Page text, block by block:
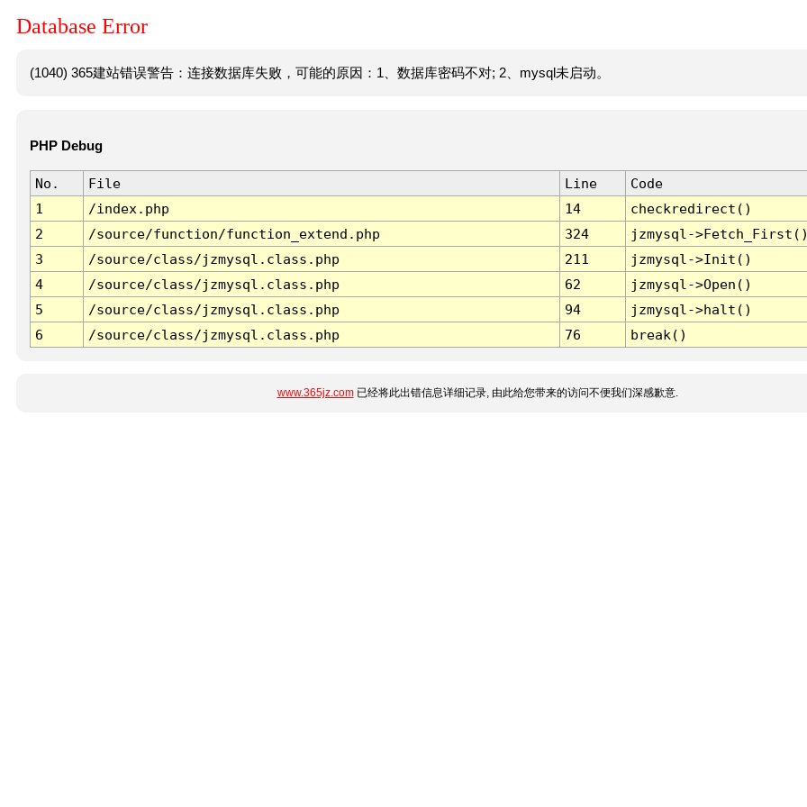
Database Error
(1040) 365建站错误警告：连接数据库失败，可能的原因：1、数据库密码不对; 2、mysql未启动。
PHP Debug
No. File Line
Code
1
/index.php 14
checkredirect()
2
/source/function/function_extend.php 324
jzmysql-
3
/source/class/jzmysql.class.php 211
jzmysql->Init()
4
/source/class/jzmysql.class.php 62
jzmysql->Open()
5
/source/class/jzmysql.class.php 94
jzmysql->halt()
6
/source/class/jzmysql.class.php 76 break()
www.365jz.com已经将此出错信息详细记录, 由此给您带来的访问不便我们深感歉意.